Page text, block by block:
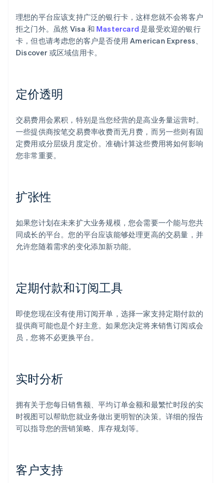
理想的平台应该支持广泛的银行卡，这样您就不会将客户
拒之门外。虽然 Visa 和 Mastercard 是最受欢迎的银行
卡，但也请考虑您的客户是否使用 American Express、
Discover 或区域信用卡。
定价透明
交易费用会累积，特别是当您经营的是高业务量运营时。
一些提供商按笔交易费率收费而无月费，而另一些则有固
定费用或分层级月度定价。准确计算这些费用将如何影响
您非常重要。
扩张性
如果您计划在未来扩大业务规模，您会需要一个能与您共
同成长的平台。您的平台应该能够处理更高的交易量，并
允许您随着需求的变化添加新功能。
定期付款和订阅工具
即使您现在没有使用订阅开单，选择一家支持定期付款的
提供商可能也是个好主意。如果您决定将来销售订阅或会
员，您将不必更换平台。
实时分析
拥有关于您每日销售额、平均订单金额和最繁忙时段的实
时视图可以帮助您就业务做出更明智的决策。详细的报告
可以指导您的营销策略、库存规划等。
客户支持